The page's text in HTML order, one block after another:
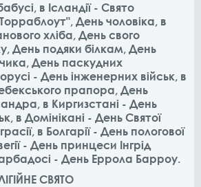
в Ісландії - Свято
День чоловіка, в
хліба, День свого
День подяки білкам, День
День паскудних
- День інженерних військ, в
прапора, День
в Киргизстані - День
в Домінікані - День Святої
в Болгарії - День пологової
- День принцеси Інгрід
- День Еррола Барроу.
СВЯТО